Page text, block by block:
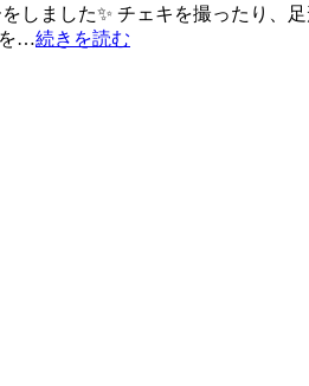
しました✨ チェキを撮ったり、
を…続きを読む